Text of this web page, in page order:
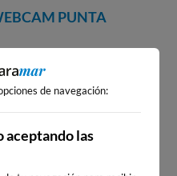
PUNTA
METEOROLOGÍA
CARACOLA,
de navegación:
aceptando las